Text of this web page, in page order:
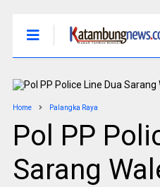
Home Palangka Raya
Pol PP
Sarang